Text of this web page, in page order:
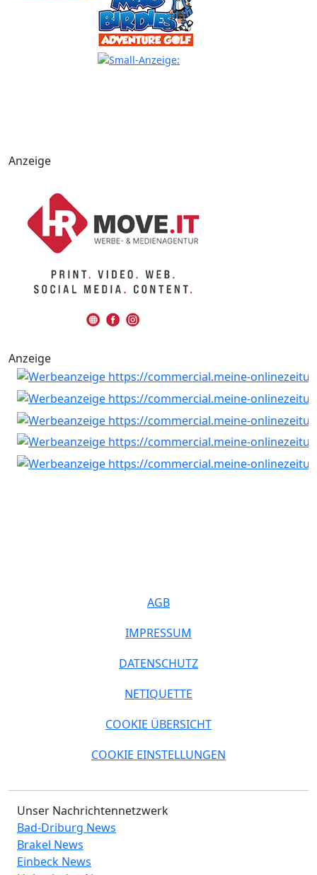
Anzeige
Anzeige
AGB
IMPRESSUM
DATENSCHUTZ
NETIQUETTE
COOKIE ÜBERSICHT
COOKIE EINSTELLUNGEN
Unser Nachrichtennetzwerk
Bad-Driburg News
Brakel News
Einbeck News